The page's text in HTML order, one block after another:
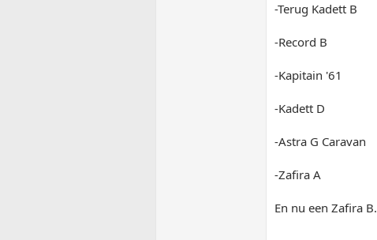
-Terug Kadett B
-Record B
-Kapitain '61
-Kadett D
-Astra G Caravan
-Zafira A
En nu een Zafira B.